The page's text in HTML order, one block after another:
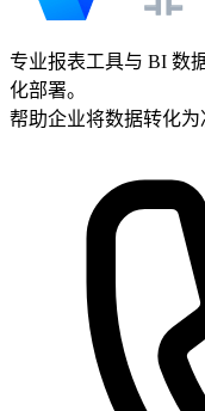
专业报表工具与 BI 数
化部署。
帮助企业将数据转化为